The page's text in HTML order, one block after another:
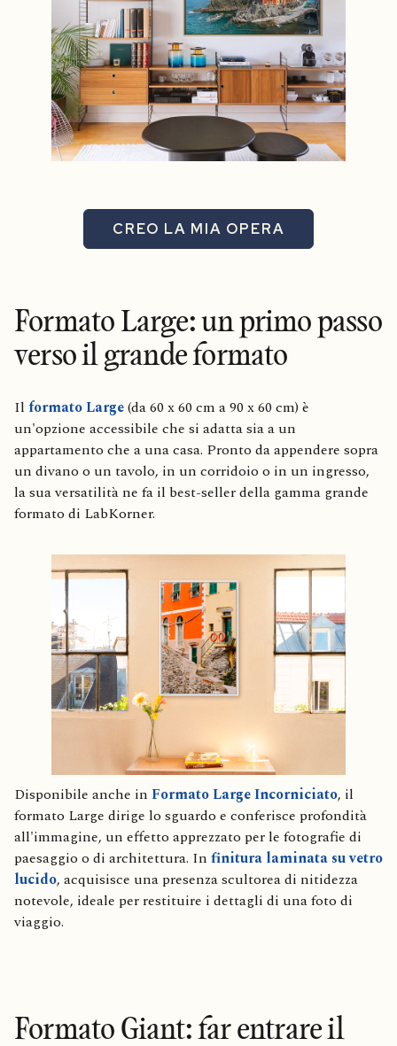
CREO LA MIA OPERA
Formato Large: un primo passo
verso il grande formato
Il formato Large(da 60 x 60 cm a 90 x 60 cm) è
un'opzione accessibile che si adatta sia a un
appartamento che a una casa. Pronto da appendere sopra
un divano o un tavolo, in un corridoio o in un ingresso,
la sua versatilità ne fa il best-seller della gamma grande
formato di LabKorner.
Disponibile anche in Formato Large Incorniciato, il
formato Large dirige lo sguardo e conferisce profondità
all'immagine, un effetto apprezzato per le fotografie di
paesaggio o di architettura. In finitura laminata su vetro
lucido, acquisisce una presenza scultorea di nitidezza
notevole, ideale per restituire i dettagli di una foto di
viaggio.
Formato Giant: far entrare il